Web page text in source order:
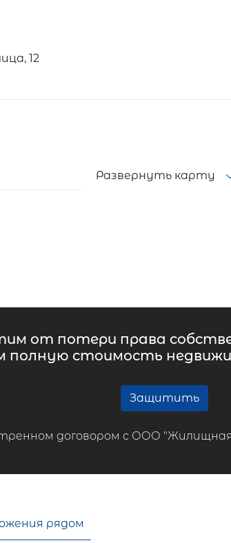
12
Развернуть карту
от потери права
полную стоимость
Защитить
договором с ООО "Жилищная
рядом